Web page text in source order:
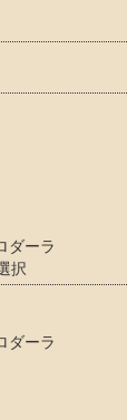
ダーラ
択
ダーラ